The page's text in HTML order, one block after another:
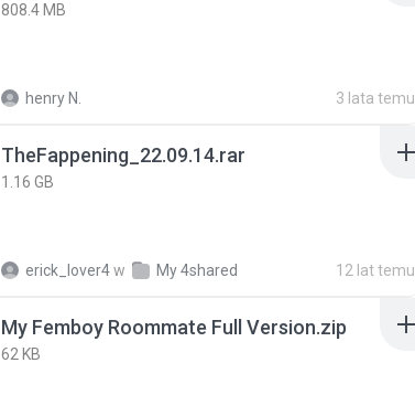
808.4 MB
henry N. 3 lata temu
TheFappening_22.09.14.rar
1.16 GB
erick_lover4w My 4shared 12 lat temu
My Femboy Roommate Full Version.zip
62 KB